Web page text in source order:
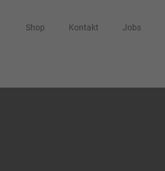
Shop Kontakt Jobs